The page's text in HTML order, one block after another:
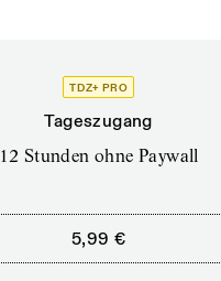
TDZ+ PRO
Tageszugang
12 Stunden ohne Paywall
5,99 €